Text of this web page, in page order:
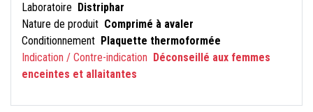
Laboratoire Distriphar
Nature de produit Comprimé à avaler
Conditionnement Plaquette thermoformée
Indication / Contre-indication Déconseillé aux femmes
enceintes et allaitantes